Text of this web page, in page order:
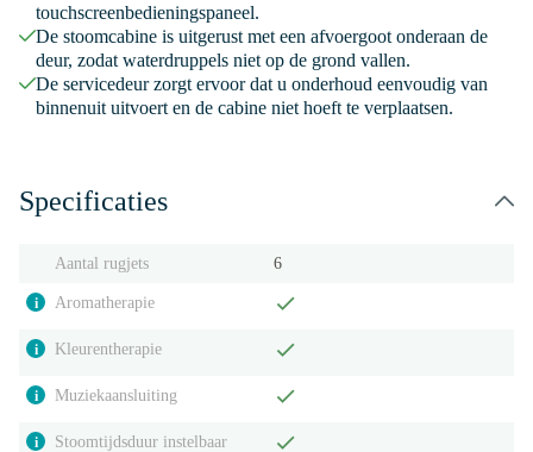
touchscreenbedieningspaneel.
De stoomcabine is uitgerust met een afvoergoot onderaan de
deur, zodat waterdruppels niet op de grond vallen.
De servicedeur zorgt ervoor dat u onderhoud eenvoudig van
binnenuit uitvoert en de cabine niet hoeft te verplaatsen.
Specificaties
Aantal rugjets 6
i Aromatherapie
i Kleurentherapie
i Muziekaansluiting
i Stoomtijdsduur instelbaar